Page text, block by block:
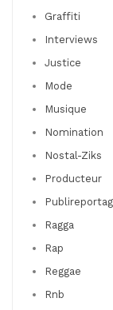
Graffiti
Interviews
Justice
Mode
Musique
Nomination
Nostal-Ziks
Producteur
Ragga
Rap
Reggae
Rnb